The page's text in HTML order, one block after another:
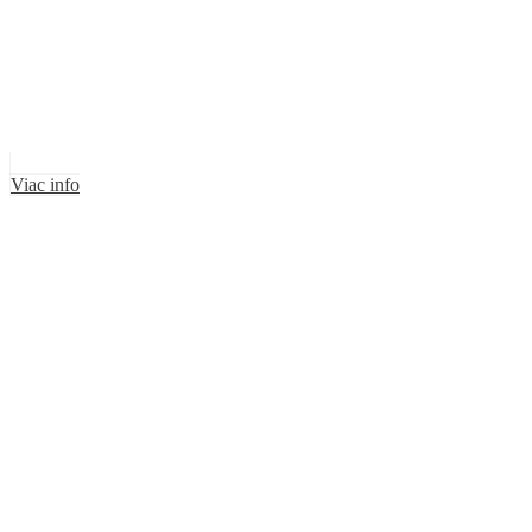
Viac info